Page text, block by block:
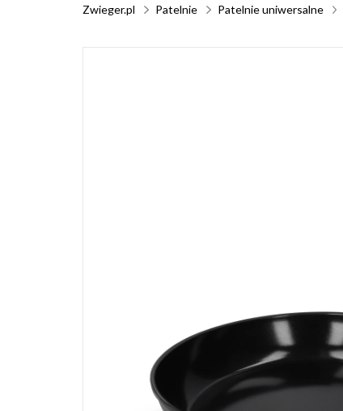
Zwieger.pl Patelnie Patelnie uniwersalne